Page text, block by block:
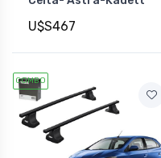
U$S467
COMBO